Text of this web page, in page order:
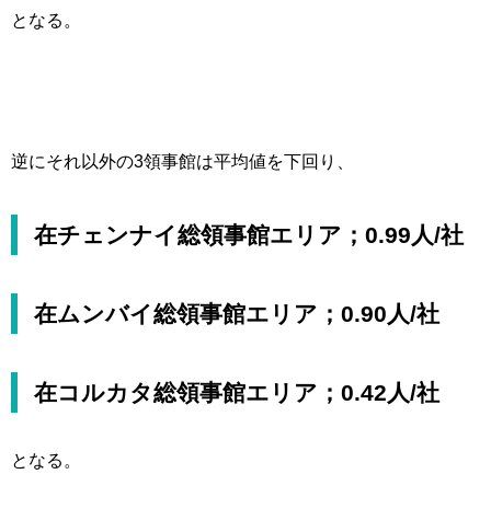
となる。
逆にそれ以外の3領事館は平均値を下回り、
在チェンナイ総領事館エリア；0.99人/社
在ムンバイ総領事館エリア；0.90人/社
在コルカタ総領事館エリア；0.42人/社
となる。